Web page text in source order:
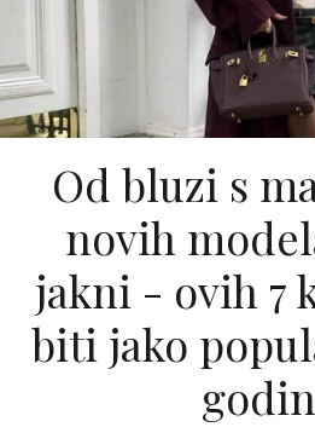
Od bluzi s
novih
jakni - ovih 7
biti jako